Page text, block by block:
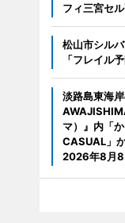
フィ三宮セ
松山市シル
「フレイル
淡路島東海
マ）』内「
CASUAL」
2026年8月8